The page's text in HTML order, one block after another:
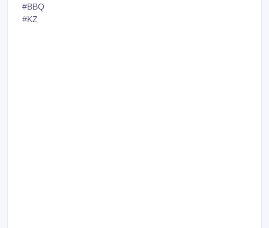
#BBQ
#KZ